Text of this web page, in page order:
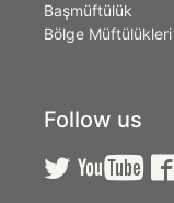
Başmüftülük
Bölge Müftülükleri
Follow us
  